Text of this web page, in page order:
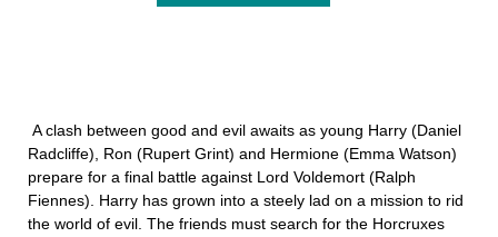
A clash between good and evil awaits as young Harry (Daniel
Radcliffe), Ron (Rupert Grint) and Hermione (Emma Watson)
prepare for a final battle against Lord Voldemort (Ralph
Fiennes). Harry has grown into a steely lad on a mission to rid
the world of evil. The friends must search for the Horcruxes